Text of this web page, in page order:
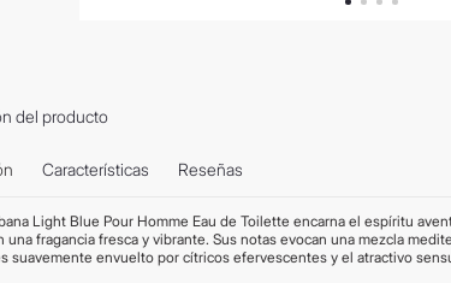
del producto
Características Reseñas
Light Blue Pour Homme Eau de Toilette encarna el espíritu
una fragancia fresca y vibrante. Sus notas evocan una mezcla
suavemente envuelto por cítricos efervescentes y el atractivo